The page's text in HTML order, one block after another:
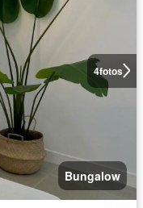
4fotos
Bungalow